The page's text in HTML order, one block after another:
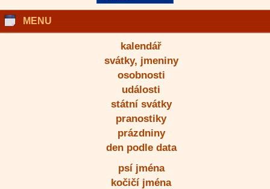
MENU
kalendář
svátky, jmeniny
osobnosti
události
státní svátky
pranostiky
prázdniny
den podle data
psí jména
kočičí jména